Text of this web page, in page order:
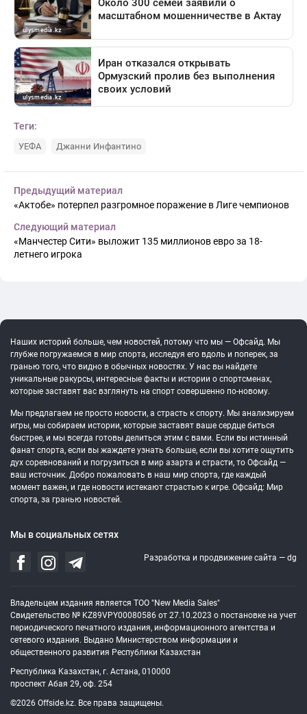
Теги:
УЕФА Джанни Инфантино
Предыдущий материал
«Актобе» потерпел разгромное поражение в Лиге чемпионов
Следующий материал
«Манчестер Сити» выложит 135 миллионов евро за 18-
летнего игрока
Наших историй больше, чем новостей, потому что мы — Офсайд. Мы
глубже погружаемся в мир спорта, исследуя его вдоль и поперек, за
гранью того, что видно в обычных новостях. У нас вы найдете
уникальные ракурсы, интересные факты и истории о спортсменах,
которые заставят вас взглянуть на спорт совершенно по-новому.
Мы предлагаем не просто новости, а страсть к спорту. Мы анализируем
игры, мы собираем истории, которые заставят ваше сердце биться
быстрее, и мы всегда готовы делиться этим с вами. Если вы истинный
фанат спорта, если вы жаждете узнать больше, если вы хотите ощутить
дух соревнований и погрузиться в мир азарта и страсти, то Офсайд —
ваш источник. Добро пожаловать в наш мир спорта, где каждый
момент важен, и где новости истекают страстью к игре. Офсайд: Мир
спорта, за гранью новостей.
Мы в социальных сетях
Разработка и продвижение сайта — dg
Владельцем издания является ТОО "New Media Sales"
Свидетельство № KZ89VPY00080586 от 27.10.2023 о постановке на учет
периодического печатного издания, информационного агентства и
сетевого издания. Выдано Министерством информации и
общественного развития Республики Казахстан
Республика Казахстан, г. Астана, 010000
проспект Абая 29, оф. 254
©2026 Offside.kz. Все права защищены.